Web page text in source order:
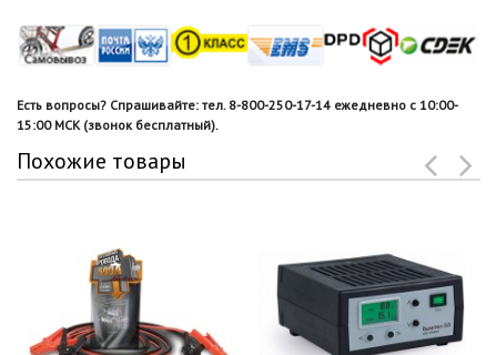
Есть вопросы? Спрашивайте: тел. 8-800-250-17-14 ежедневно с 10:00-
15:00 МСК (звонок бесплатный).
Похожие товары